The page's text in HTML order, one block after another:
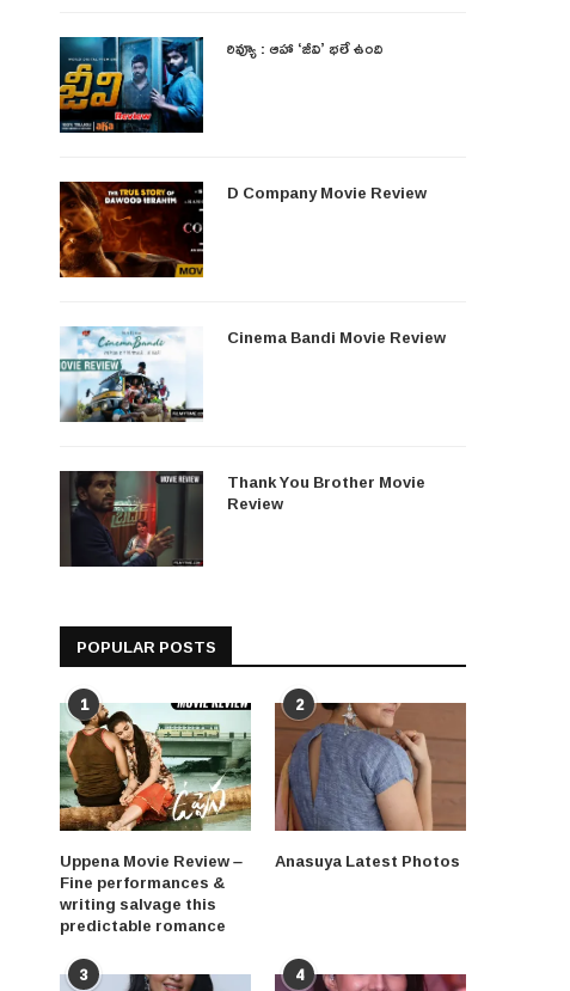
రివ్యూ : ఆహా ‘జీవి’ భలే ఉంది
D Company Movie Review
Cinema Bandi Movie Review
Thank You Brother Movie
Review
POPULAR POSTS
1
Uppena Movie Review –
Fine performances &
writing salvage this
predictable romance
2
Anasuya Latest Photos
3 4